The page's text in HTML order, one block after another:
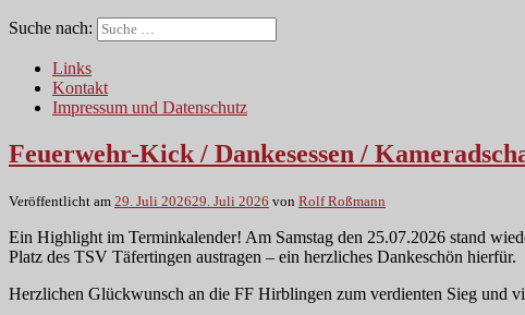
Suche nach:
Links
Kontakt
Impressum und Datenschutz
Feuerwehr-Kick / Dankesessen /
Veröffentlicht am 29. Juli 202629. Juli 2026 von Rolf Roßmann
Ein Highlight im Terminkalender! Am Samstag den 25.07.2026 stand
Platz des TSV Täfertingen austragen – ein herzliches Dankeschön hierfür.
Herzlichen Glückwunsch an die FF Hirblingen zum verdienten Sieg und